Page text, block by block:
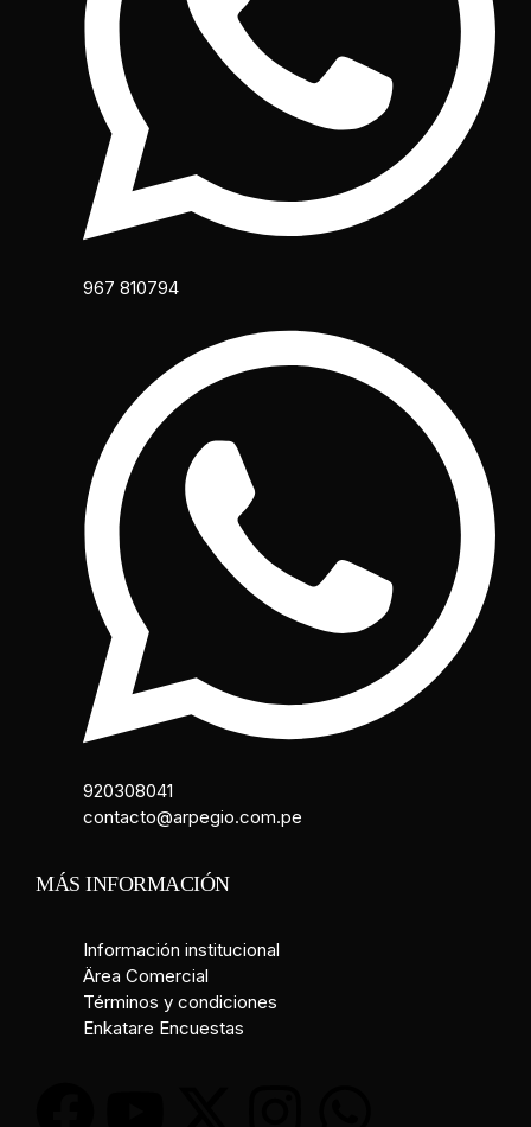
967 810794
920308041
contacto@arpegio.com.pe
MÁS INFORMACIÓN
Información institucional
Ärea Comercial
Términos y condiciones
Enkatare Encuestas